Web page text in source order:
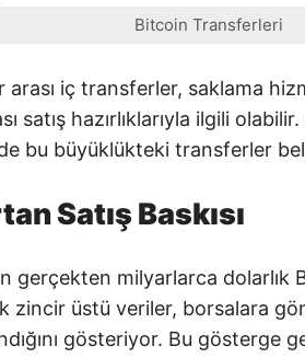
Bitcoin Transferleri
arası iç transferler, saklama
satış hazırlıklarıyla ilgili olabilir.
bu büyüklükteki transferler
Satış Baskısı
gerçekten milyarlarca dolarlık
zincir üstü veriler, borsalara
gösteriyor. Bu gösterge